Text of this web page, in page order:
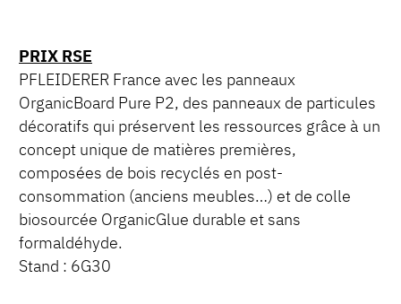
PRIX RSE
PFLEIDERER France avec les panneaux
OrganicBoard Pure P2, des panneaux de particules
décoratifs qui préservent les ressources grâce à un
concept unique de matières premières,
composées de bois recyclés en post-
consommation (anciens meubles…) et de colle
biosourcée OrganicGlue durable et sans
formaldéhyde.
Stand : 6G30